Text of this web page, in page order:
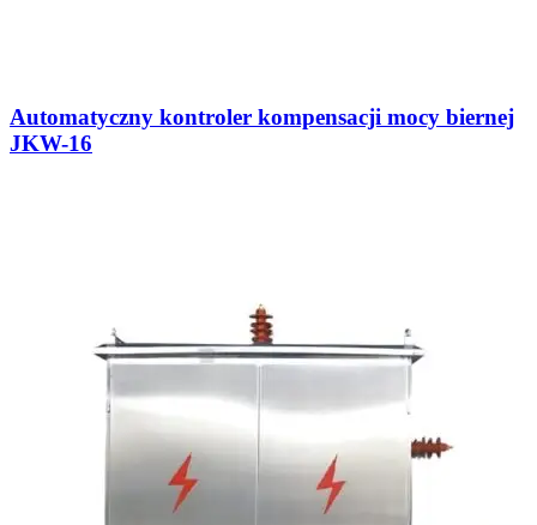
Automatyczny kontroler kompensacji mocy biernej
JKW-16